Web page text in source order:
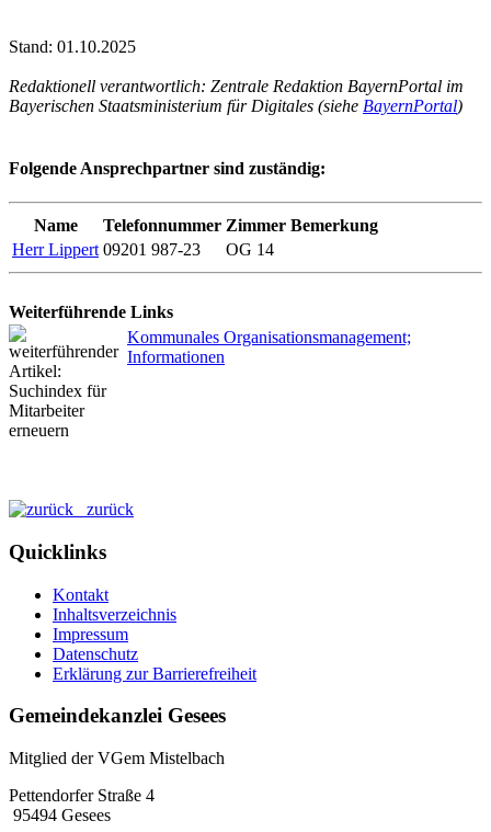
Stand: 01.10.2025
Redaktionell verantwortlich: Zentrale Redaktion BayernPortal im
Bayerischen Staatsministerium für Digitales (siehe BayernPortal)
Folgende Ansprechpartner sind zuständig:
Name Telefonnummer Zimmer Bemerkung
Herr Lippert 09201 987-23 OG 14
Weiterführende Links
Kommunales Organisationsmanagement;
Informationen
zurück
Quicklinks
Kontakt
Inhaltsverzeichnis
Impressum
Datenschutz
Erklärung zur Barrierefreiheit
Gemeindekanzlei Gesees
Mitglied der VGem Mistelbach
Pettendorfer Straße 4
95494 Gesees